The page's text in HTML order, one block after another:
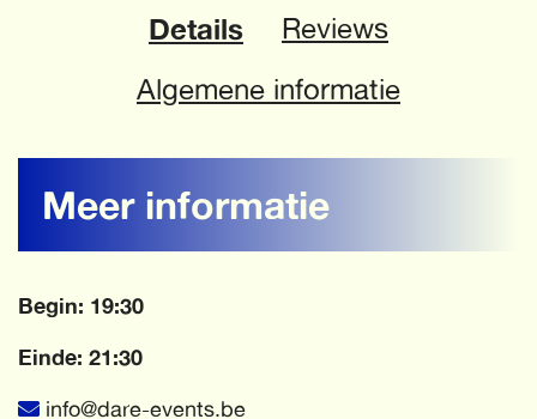
Details
Reviews
Algemene informatie
Meer informatie
Begin: 19:30
Einde: 21:30
info@dare-events.be